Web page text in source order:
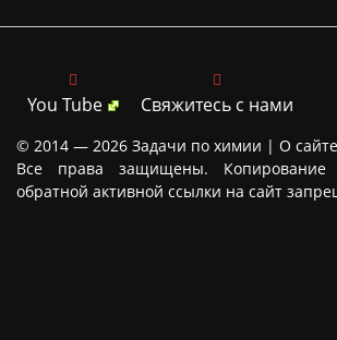
Свяжитесь с нами
You Tube
© 2014 — 2026 Задачи по химии | О сайте
Все права защищены. Копирование
обратной активной ссылки на сайт